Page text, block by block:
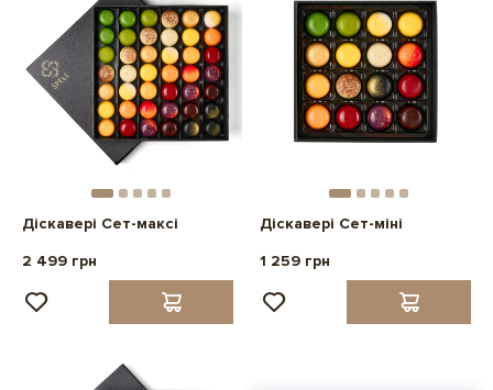
Діскавері Сет-максі
2 499 грн
Діскавері Сет-міні
1 259 грн